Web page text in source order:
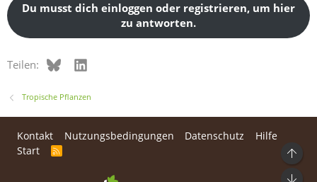
Du musst dich einloggen oder registrieren, um hier
zu antworten.
Teilen: BlueskyLinkedIn
Tropische Pflanzen
Kontakt Nutzungsbedingungen Datenschutz
Hilfe
Start
R